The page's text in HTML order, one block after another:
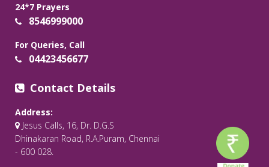
24*7 Prayers
8546999000
For Queries, Call
04423456677
Contact Details
Address:
Jesus Calls, 16, Dr. D.G.S
Dhinakaran Road, R.A.Puram, Chennai
- 600 028.